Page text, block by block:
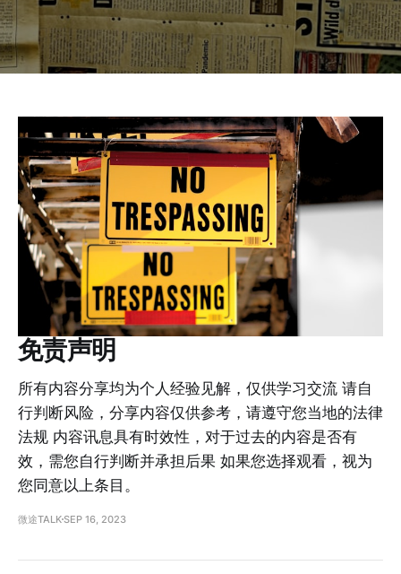
免责声明
所有内容分享均为个人经验见解，仅供学习交流 请自
行判断风险，分享内容仅供参考，请遵守您当地的法律
法规 内容讯息具有时效性，对于过去的内容是否有
效，需您自行判断并承担后果 如果您选择观看，视为
您同意以上条目。
微途TALKSEP 16, 2023